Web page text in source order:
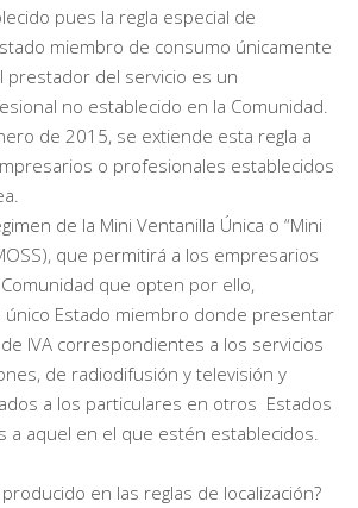
pues la regla especial de
miembro de consumo únicamente
prestador del servicio es un
no establecido en la Comunidad.
de 2015, se extiende esta regla a
o profesionales establecidos
de la Mini Ventanilla Única o “Mini
que permitirá a los empresarios
que opten por ello,
Estado miembro donde presentar
IVA correspondientes a los servicios
de radiodifusión y televisión y
a los particulares en otros Estados
a aquel en el que estén establecidos.
en las reglas de localización?